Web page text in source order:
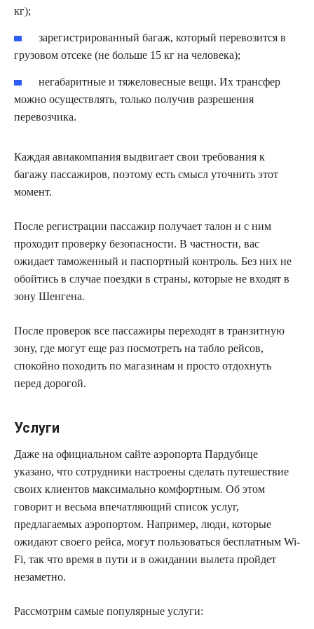
кг);
зарегистрированный багаж, который перевозится в
грузовом отсеке (не больше 15 кг на человека);
негабаритные и тяжеловесные вещи. Их трансфер
можно осуществлять, только получив разрешения
перевозчика.
Каждая авиакомпания выдвигает свои требования к
багажу пассажиров, поэтому есть смысл уточнить этот
момент.
После регистрации пассажир получает талон и с ним
проходит проверку безопасности. В частности, вас
ожидает таможенный и паспортный контроль. Без них не
обойтись в случае поездки в страны, которые не входят в
зону Шенгена.
После проверок все пассажиры переходят в транзитную
зону, где могут еще раз посмотреть на табло рейсов,
спокойно походить по магазинам и просто отдохнуть
перед дорогой.
Услуги
Даже на официальном сайте аэропорта Пардубице
указано, что сотрудники настроены сделать путешествие
своих клиентов максимально комфортным. Об этом
говорит и весьма впечатляющий список услуг,
предлагаемых аэропортом. Например, люди, которые
ожидают своего рейса, могут пользоваться бесплатным Wi-
Fi, так что время в пути и в ожидании вылета пройдет
незаметно.
Рассмотрим самые популярные услуги: